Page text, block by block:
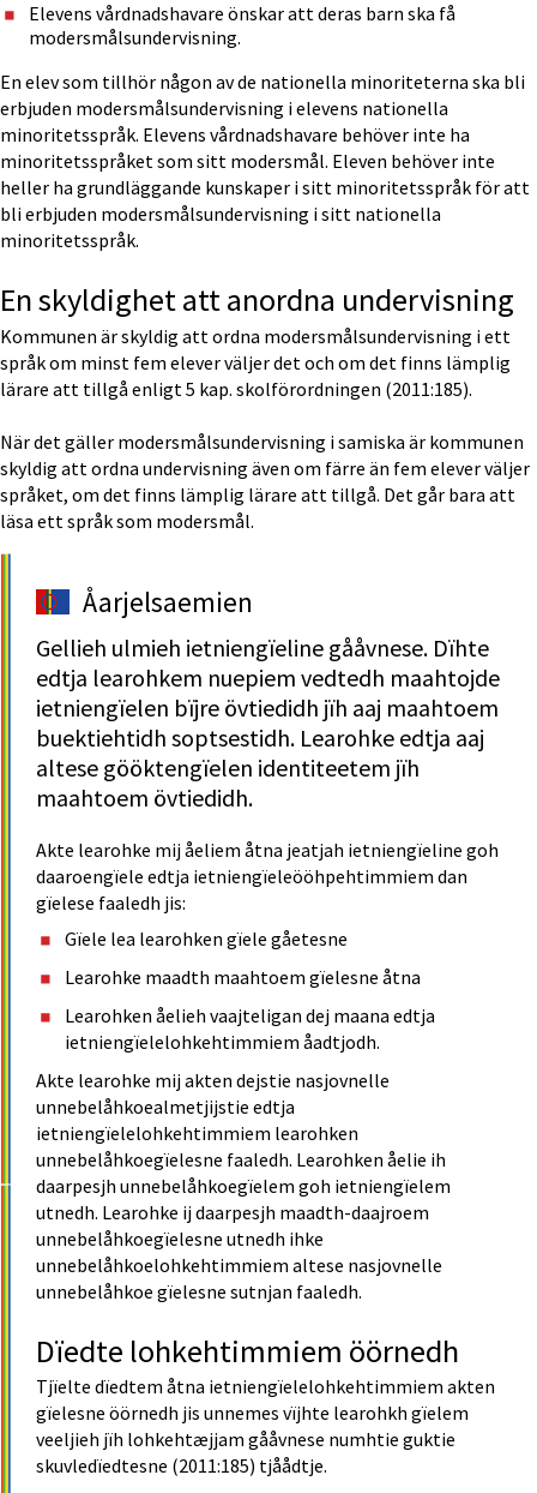
Elevens vårdnadshavare önskar att deras barn ska få
modersmålsundervisning.
En elev som tillhör någon av de nationella minoriteterna ska bli
erbjuden modersmålsundervisning i elevens nationella
minoritetsspråk. Elevens vårdnadshavare behöver inte ha
minoritetsspråket som sitt modersmål. Eleven behöver inte
heller ha grundläggande kunskaper i sitt minoritetsspråk för att
bli erbjuden modersmålsundervisning i sitt nationella
minoritetsspråk.
En skyldighet att anordna undervisning
Kommunen är skyldig att ordna modersmålsundervisning i ett
språk om minst fem elever väljer det och om det finns lämplig
lärare att tillgå enligt 5 kap. skolförordningen (2011:185).
När det gäller modersmålsundervisning i samiska är kommunen
skyldig att ordna undervisning även om färre än fem elever väljer
språket, om det finns lämplig lärare att tillgå. Det går bara att
läsa ett språk som modersmål.
Åarjel­saemien
Gellieh ulmieh ietniengïeline gååvnese. Dïhte
edtja learohkem nuepiem vedtedh maahtojde
ietniengïelen bïjre övtiedidh jïh aaj maahtoem
buektiehtidh soptsestidh. Learohke edtja aaj
altese gööktengïelen identiteetem jïh
maahtoem övtiedidh.
Akte learohke mij åeliem åtna jeatjah ietniengïeline goh
daaroengïele edtja ietniengïeleööhpehtimmiem dan
gïelese faaledh jis:
Gïele lea learohken gïele gåetesne
Learohke maadth maahtoem gïelesne åtna
Learohken åelieh vaajteligan dej maana edtja
ietniengïelelohkehtimmiem åadtjodh.
Akte learohke mij akten dejstie nasjovnelle
unnebelåhkoealmetjijstie edtja
ietniengïelelohkehtimmiem learohken
unnebelåhkoegïelesne faaledh. Learohken åelie ih
daarpesjh unnebelåhkoegïelem goh ietniengïelem
utnedh. Learohke ij daarpesjh maadth-daajroem
unnebelåhkoegïelesne utnedh ihke
unnebelåhkoelohkehtimmiem altese nasjovnelle
unnebelåhkoe gïelesne sutnjan faaledh.
Dïedte lohkehtimmiem öörnedh
Tjïelte dïedtem åtna ietniengïelelohkehtimmiem akten
gïelesne öörnedh jis unnemes vïjhte learohkh gïelem
veeljieh jïh lohkehtæjjam gååvnese numhtie guktie
skuvledïedtesne (2011:185) tjåådtje.